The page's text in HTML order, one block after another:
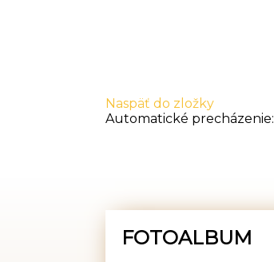
Naspäť do zložky
Automatické precházenie:
FOTOALBUM